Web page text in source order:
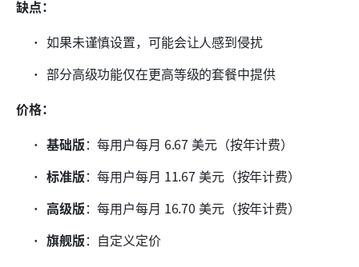
缺点：
如果未谨慎设置，可能会让人感到侵扰
部分高级功能仅在更高等级的套餐中提供
价格：
基础版：每用户每月 6.67 美元（按年计费）
标准版：每用户每月 11.67 美元（按年计费）
高级版：每用户每月 16.70 美元（按年计费）
旗舰版：自定义定价